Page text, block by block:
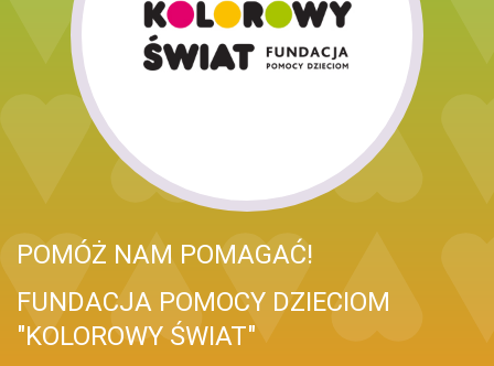
POMÓŻ NAM POMAGAĆ!
FUNDACJA POMOCY DZIECIOM
"KOLOROWY ŚWIAT"